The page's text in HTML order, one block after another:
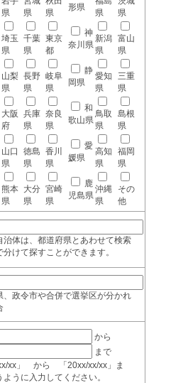
県
県
県
形県
県
県
埼玉
県
千葉
県
東京
都
神
奈川県
新潟
県
富山
県
山梨
県
長野
県
岐阜
県
静
岡県
愛知
県
三重
県
大阪
府
兵庫
県
奈良
県
和
歌山県
鳥取
県
島根
県
山口
県
徳島
県
香川
県
愛
媛県
高知
県
福岡
県
熊本
県
大分
県
宮崎
県
鹿
児島県
沖縄
県
その
他
体は、都道府県とあわせて検索
けて探すことができます。
政令市や合併で選挙区が分かれ
から
まで
xx」 から 「20xx/xx/xx」ま
うに入力してください。